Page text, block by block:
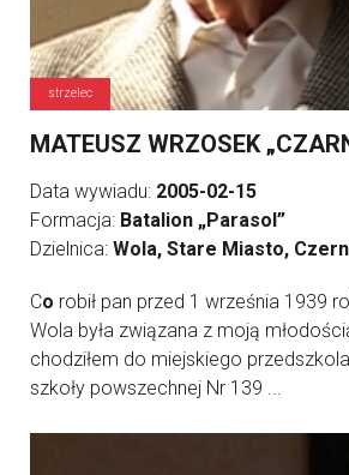
strzelec
MATEUSZ WRZOSEK
Data wywiadu: 2005-02-15
Formacja: Batalion „Parasol”
Dzielnica: Wola, Stare Miasto,
Co robił pan przed 1 września 1939
Wola była związana z moją
chodziłem do miejskiego
szkoły powszechnej Nr 139 ...